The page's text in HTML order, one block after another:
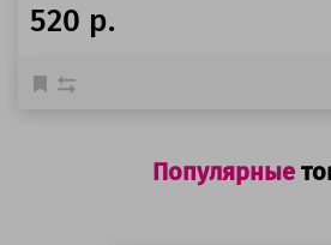
520 р.
Популярные